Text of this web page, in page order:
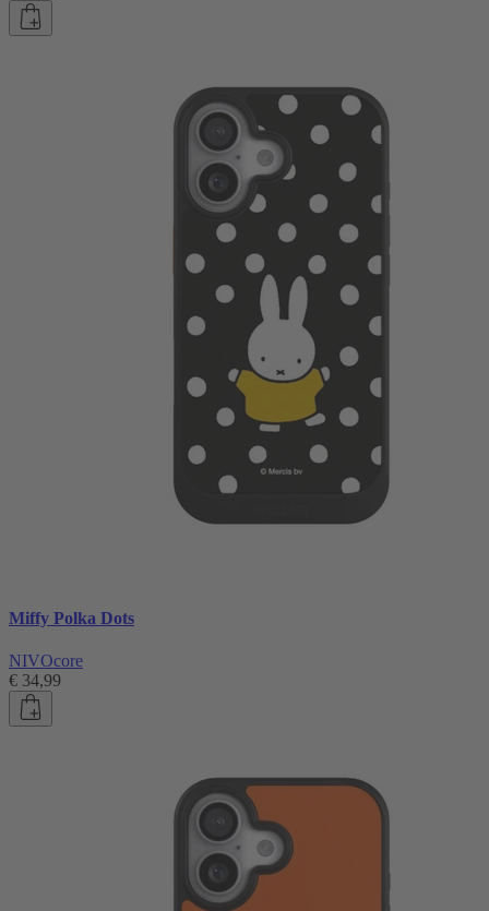
Miffy Polka Dots
NIVOcore
€ 34,99